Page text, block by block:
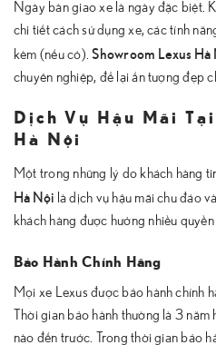
Ngày bàn giao xe là ngày đặc biệt.
chi tiết cách sử dụng xe, các tính
kèm (nếu có).Showroom Lexus Hà
chuyên nghiệp, để lại ấn tượng đẹp
Dịch Vụ Hậu Mãi
Hà Nội
Một trong những lý do khách hàng
Hà Nội là dịch vụ hậu mãi chu đáo
khách hàng được hưởng nhiều
Bảo Hành Chính Hãng
Mọi xe Lexus được bảo hành chính
Thời gian bảo hành thường là 3
nào đến trước. Trong thời gian bảo